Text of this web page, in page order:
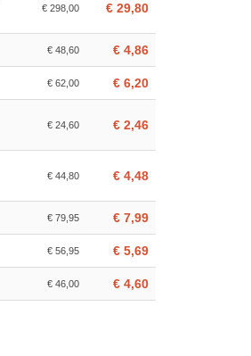
€ 298,00 € 29,80
€ 48,60 € 4,86
€ 62,00 € 6,20
€ 24,60 € 2,46
€ 44,80 € 4,48
€ 79,95 € 7,99
€ 56,95 € 5,69
€ 46,00 € 4,60